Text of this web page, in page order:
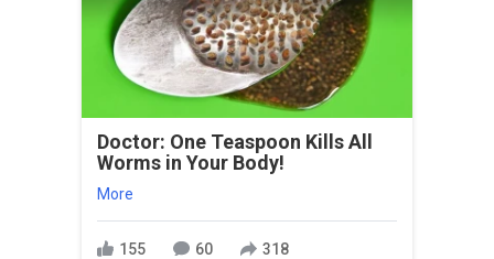
Doctor: One Teaspoon Kills All
Worms in Your Body!
More
155 60 318